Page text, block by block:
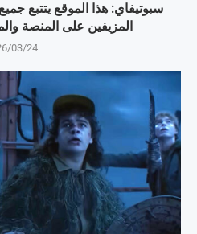
سبوتيفاي: هذا الموقع يتتبع
المزيفين على المنصة
03/24